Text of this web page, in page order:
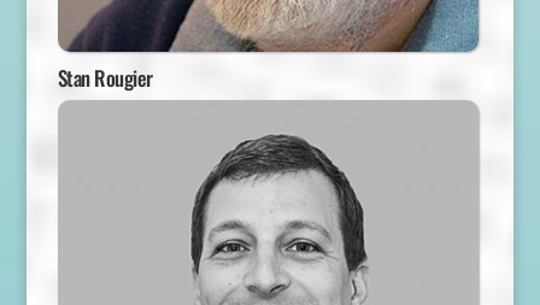
Stan Rougier